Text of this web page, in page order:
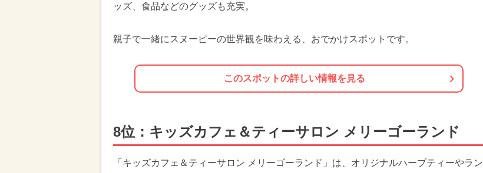
ッズ、食品などのグッズも充実。
親子で一緒にスヌーピーの世界観を味わえる、おでかけスポットです。
このスポットの詳しい情報を見る
8位：キッズカフェ＆ティーサロン メリーゴーランド
「キッズカフェ＆ティーサロン メリーゴーランド」は、オリジナルハーブティーやラン